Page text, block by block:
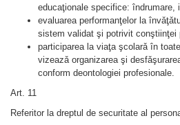
educaţionale specifice: îndrumare,
evaluarea performanţelor la
sistem validat şi potrivit conştiinţei
participarea la viaţa şcolarǎ în
vizeazǎ organizarea şi
conform deontologiei profesionale.
Art. 11
Referitor la dreptul de securitate al